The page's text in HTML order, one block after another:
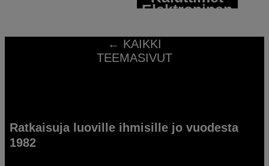
Elektroninen
← KAIKKI
TEEMASIVUT
Ratkaisuja luoville ihmisille jo vuodesta
1982